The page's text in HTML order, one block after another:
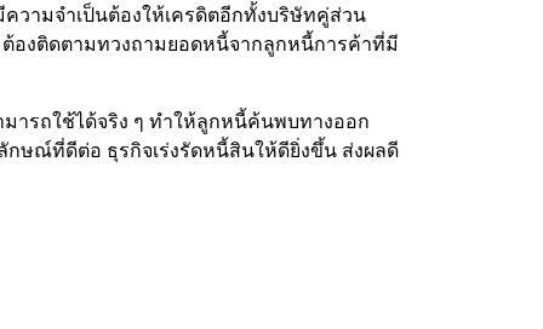
วามจำเป็นต้องให้เครดิตอีกทั้งบริษัทคู่ส่วน
องติดตามทวงถามยอดหนี้จากลูกหนี้การค้าที่มี
รถใช้ได้จริง ๆ ทำให้ลูกหนี้ค้นพบทางออก
ษณ์ที่ดีต่อ ธุรกิจเร่งรัดหนี้สินให้ดียิ่งขึ้น ส่งผลดี